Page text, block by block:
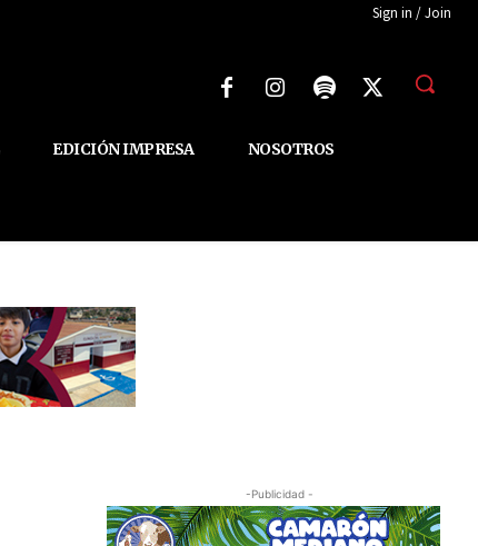
Sign in / Join
EDICIÓN IMPRESA NOSOTROS
-Publicidad -